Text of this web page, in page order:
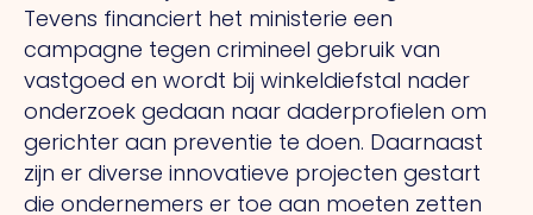
Tevens financiert het ministerie een
campagne tegen crimineel gebruik van
vastgoed en wordt bij winkeldiefstal nader
onderzoek gedaan naar daderprofielen om
gerichter aan preventie te doen. Daarnaast
zijn er diverse innovatieve projecten gestart
die ondernemers er toe aan moeten zetten